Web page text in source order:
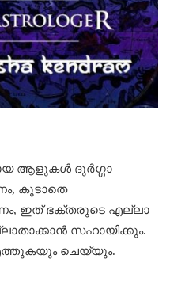
ആളുകള്‍ ദുര്‍ഗ്ഗാ
കൂടാതെ
ഇത് ഭക്തരുടെ എല്ലാ
സഹായിക്കും.
എത്തുകയും ചെയ്യും.